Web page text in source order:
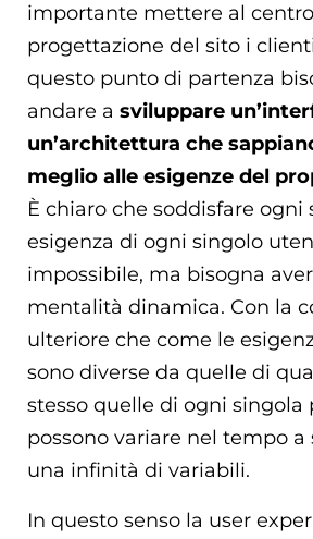
importante mettere al
progettazione del sito i
questo punto di partenza
andare a sviluppare
un’architettura che
meglio alle esigenze del
È chiaro che soddisfare ogni
esigenza di ogni singolo
impossibile, ma bisogna
mentalità dinamica. Con la
ulteriore che come le
sono diverse da quelle di
stesso quelle di ogni singola
possono variare nel tempo a
una infinità di variabili.
In questo senso la user